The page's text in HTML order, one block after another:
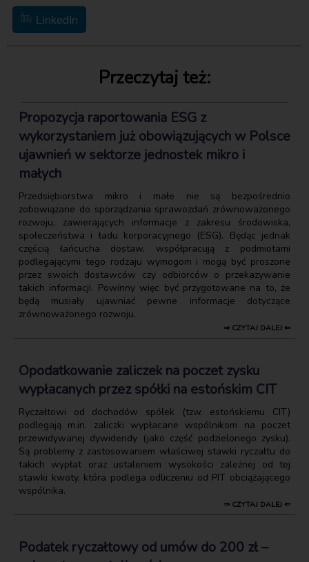
LinkedIn
Przeczytaj też:
Propozycja raportowania ESG z
wykorzystaniem już obowiązujących w Polsce
ujawnień w sektorze jednostek mikro i
małych
Przedsiębiorstwa mikro i małe nie są bezpośrednio
zobowiązane do sporządzania sprawozdań zrównoważonego
rozwoju, zawierających informacje z zakresu środowiska,
społeczeństwa i ładu korporacyjnego (ESG). Będąc jednak
częścią łańcucha dostaw, współpracują z podmiotami
podlegającymi tego rodzaju wymogom i mogą być proszone
przez swoich dostawców czy odbiorców o przekazywanie
takich informacji. Powinny więc być przygotowane na to, że
będą musiały ujawniać pewne informacje dotyczące
zrównoważonego rozwoju.
⇒ CZYTAJ DALEJ ⇐
Opodatkowanie zaliczek na poczet zysku
wypłacanych przez spółki na estońskim CIT
Ryczałtowi od dochodów spółek (tzw. estońskiemu CIT)
podlegają m.in. zaliczki wypłacane wspólnikom na poczet
przewidywanej dywidendy (jako część podzielonego zysku).
Są problemy z zastosowaniem właściwej stawki ryczałtu do
takich wypłat oraz ustaleniem wysokości zależnej od tej
stawki kwoty, która podlega odliczeniu od PIT obciążającego
wspólnika.
⇒ CZYTAJ DALEJ ⇐
Podatek ryczałtowy od umów do 200 zł –